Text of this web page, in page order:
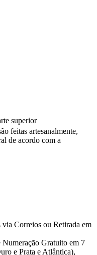
superior
feitas artesanalmente,
de acordo com a
via Correios ou Retirada em
Numeração Gratuito em 7
e Prata e Atlântica),